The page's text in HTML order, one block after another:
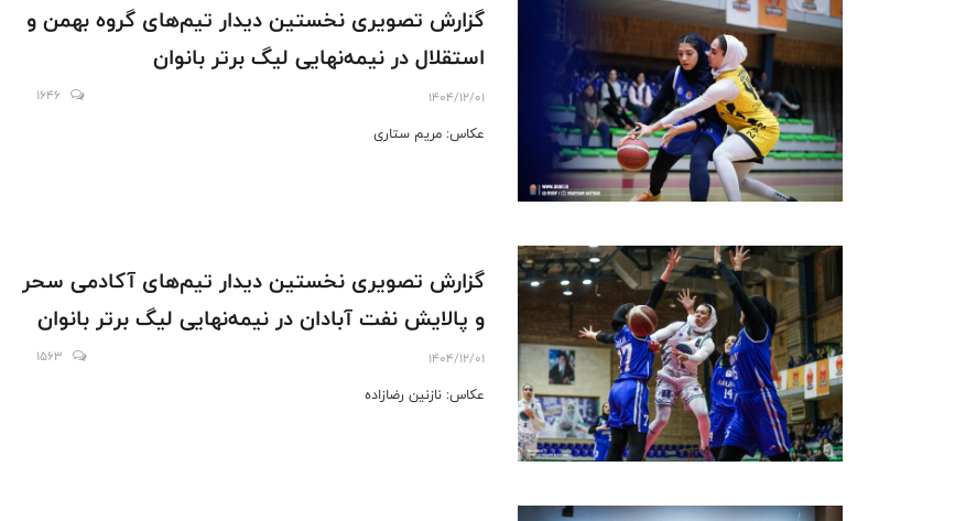
گزارش تصویری نخستین دیدار تیم‌های گروه بهمن و
استقلال در نیمه‌نهایی لیگ برتر بانوان
1404/12/01
1646
عکاس: مریم ستاری
گزارش تصویری نخستین دیدار تیم‌های آکادمی سحر
و پالایش نفت آبادان در نیمه‌نهایی لیگ برتر بانوان
1404/12/01
1563
عکاس: نازنین رضازاده